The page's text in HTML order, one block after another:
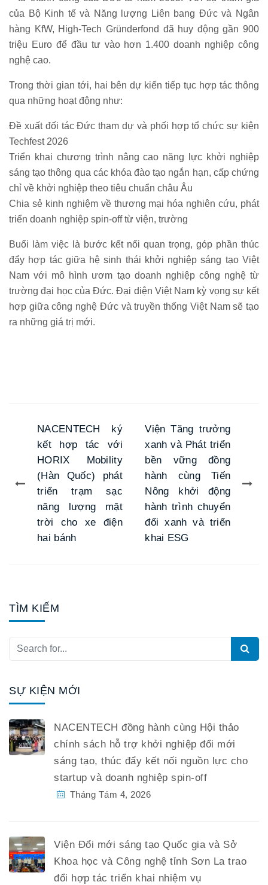
của Bộ Kinh tế và Năng lượng Liên bang Đức và Ngân
hàng KfW, High-Tech Gründerfond đã huy động gần 900
triệu Euro để đầu tư vào hơn 1.400 doanh nghiệp công
nghệ cao.
Trong thời gian tới, hai bên dự kiến tiếp tục hợp tác thông
qua những hoạt động như:
Đề xuất đối tác Đức tham dự và phối hợp tổ chức sự kiện
Techfest 2026
Triển khai chương trình nâng cao năng lực khởi nghiệp
sáng tạo thông qua các khóa đào tạo ngắn hạn, cấp chứng
chỉ về khởi nghiệp theo tiêu chuẩn châu Âu
Chia sẻ kinh nghiệm về thương mại hóa nghiên cứu, phát
triển doanh nghiệp spin-off từ viện, trường
Buổi làm việc là bước kết nối quan trọng, góp phần thúc
đẩy hợp tác giữa hệ sinh thái khởi nghiệp sáng tạo Việt
Nam với mô hình ươm tạo doanh nghiệp công nghệ từ
trường đại học của Đức. Đại diện Việt Nam kỳ vọng sự kết
hợp giữa công nghệ Đức và truyền thống Việt Nam sẽ tạo
ra những giá trị mới.
NACENTECH ký
kết hợp tác với
HORIX Mobility
(Hàn Quốc) phát
triển trạm sạc
năng lượng mặt
trời cho xe điện
hai bánh
Viện Tăng trưởng
xanh và Phát triển
bền vững đồng
hành cùng Tiến
Nông khởi động
hành trình chuyển
đổi xanh và triển
khai ESG
TÌM KIẾM
SỰ KIỆN MỚI
NACENTECH đồng hành cùng Hội thảo
chính sách hỗ trợ khởi nghiệp đổi mới
sáng tạo, thúc đẩy kết nối nguồn lực cho
startup và doanh nghiệp spin-off
Tháng Tám 4, 2026
Viện Đổi mới sáng tạo Quốc gia và Sở
Khoa học và Công nghệ tỉnh Sơn La trao
đổi hợp tác triển khai nhiệm vụ